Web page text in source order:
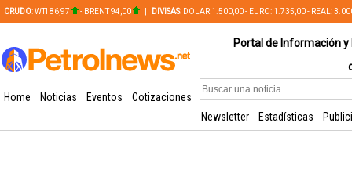
CRUDO: WTI 86,97 - BRENT 94,00 DIVISAS: DOLAR 1.500,00 - EURO: 1.735,00 - REAL:
Portal de Información
Home Noticias Eventos
Cotizaciones
Newsletter
Estadísticas